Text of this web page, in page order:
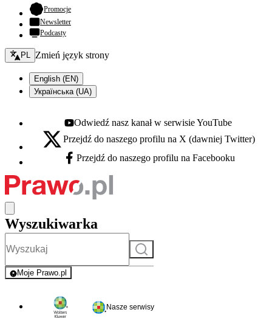
Promocje- otwiera się w nowej karcie
Newsletter
Podcasty
Zmień język - bieżący:
PL Zmień język strony
English (EN)
Українська (UA)
Youtube - otwiera się w nowej karcie
Odwiedź nasz kanał w serwisie YouTube
X - otwiera się w nowej karcie
Przejdź do naszego profilu na X (dawniej Twitter)
Facebook - otwiera się w nowej karcie
Przejdź do naszego profilu na Facebooku
Wyszukiwarka
Szukaj
Moje Prawo.pl
- rejestracja i logowanie do serwisu
Nasze serwisy